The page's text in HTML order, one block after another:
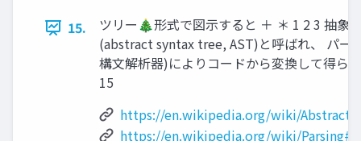
15.
ツリー🎄形式で図示すると ＋ ＊ 1 2 3 抽象
(abstract syntax tree, AST)と呼ばれ、 パー
構文解析器)によりコードから変換して得ら
15
https://en.wikipedia.org/wiki/
https://en.wikipedia.org/wiki/